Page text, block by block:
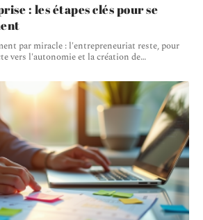
: les étapes clés pour se
par miracle : l'entrepreneuriat reste, pour
vers l'autonomie et la création de…